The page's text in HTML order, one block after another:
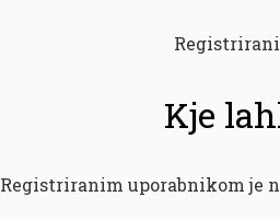
Kje
Registriranim uporabnikom je